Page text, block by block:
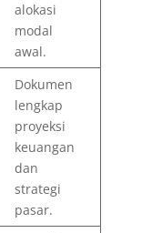
alokasi
modal
awal.
Dokumen
lengkap
proyeksi
keuangan
dan
strategi
pasar.